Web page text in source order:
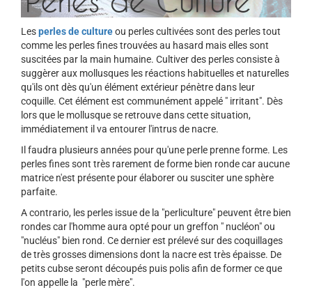
Lesperles de cultureou perles cultivées sont des perles tout
comme les perles fines trouvées au hasard mais elles sont
suscitées par la main humaine. Cultiver des perles consiste à
suggèrer aux mollusques les réactions habituelles et naturelles
qu'ils ont dès qu'un élément extérieur pénètre dans leur
coquille. Cet élément est communément appelé " irritant". Dès
lors que le mollusque se retrouve dans cette situation,
immédiatement il va entourer l'intrus de nacre.
Il faudra plusieurs années pour qu'une perle prenne forme. Les
perles fines sont très rarement de forme bien ronde car aucune
matrice n'est présente pour élaborer ou susciter une sphère
parfaite.
A contrario, les perles issue de la "perliculture" peuvent être bien
rondes car l'homme aura opté pour un greffon " nucléon" ou
"nucléus" bien rond. Ce dernier est prélevé sur des coquillages
de très grosses dimensions dont la nacre est très épaisse. De
petits cubse seront découpés puis polis afin de former ce que
l'on appelle la "perle mère".